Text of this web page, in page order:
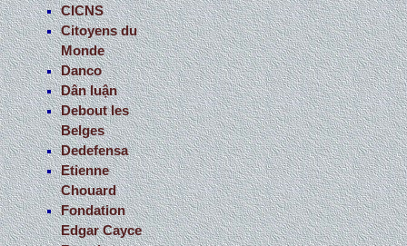
CICNS
Citoyens du
Monde
Danco
Dân luận
Debout les
Belges
Dedefensa
Etienne
Chouard
Fondation
Edgar Cayce